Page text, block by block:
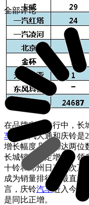
在品牌实销排行中，长
车
、上汽大通和庆铃是
增长幅度几乎都达两位
长城销量稳定增长，领
十铃和郑州日产座次互
成为销量排行中最直接
言，庆铃汽车 进入今年
是同比正增。
全部评论